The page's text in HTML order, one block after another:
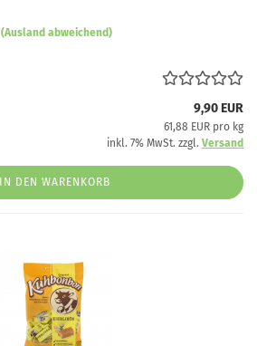
(Ausland abweichend)
9,90 EUR
61,88 EUR pro kg
inkl. 7% MwSt. zzgl. Versand
IN DEN WARENKORB